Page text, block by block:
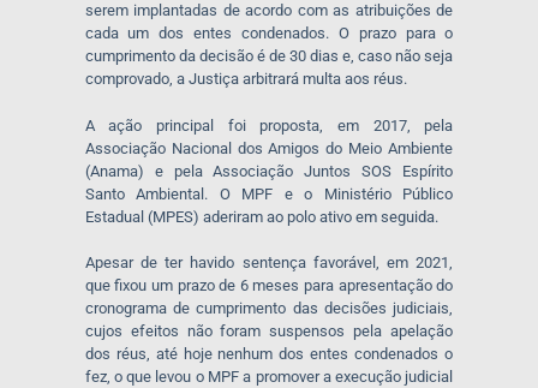
serem implantadas de acordo com as atribuições de
cada um dos entes condenados. O prazo para o
cumprimento da decisão é de 30 dias e, caso não seja
comprovado, a Justiça arbitrará multa aos réus.
A ação principal foi proposta, em 2017, pela
Associação Nacional dos Amigos do Meio Ambiente
(Anama) e pela Associação Juntos SOS Espírito
Santo Ambiental. O MPF e o Ministério Público
Estadual (MPES) aderiram ao polo ativo em seguida.
Apesar de ter havido sentença favorável, em 2021,
que fixou um prazo de 6 meses para apresentação do
cronograma de cumprimento das decisões judiciais,
cujos efeitos não foram suspensos pela apelação
dos réus, até hoje nenhum dos entes condenados o
fez, o que levou o MPF a promover a execução judicial